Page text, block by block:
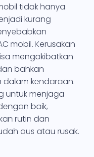
tidak hanya
kurang
mobil. Kerusakan
mengakibatkan
bahkan
kendaraan.
untuk menjaga
baik,
rutin dan
aus atau rusak.